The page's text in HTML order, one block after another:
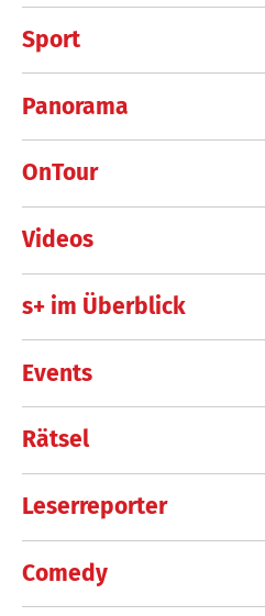
Sport
Panorama
OnTour
Videos
s+ im Überblick
Events
Rätsel
Leserreporter
Comedy